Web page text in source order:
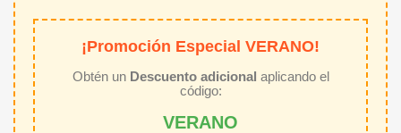
¡Promoción Especial VERANO!
Obtén un Descuento adicional aplicando el
código:
VERANO